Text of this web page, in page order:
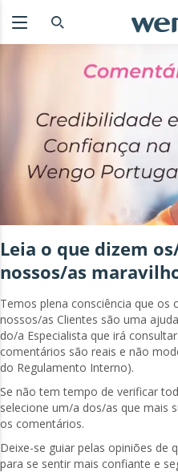
Leia o que dizem
nossos/as
Temos plena consciência que os
nossos/as Clientes são uma
do/a Especialista que irá
comentários são reais e não
do Regulamento Interno).
Se não tem tempo de verificar
selecione um/a dos/as que mais
os comentários.
Deixe-se guiar pelas opiniões de
para se sentir mais confiante e